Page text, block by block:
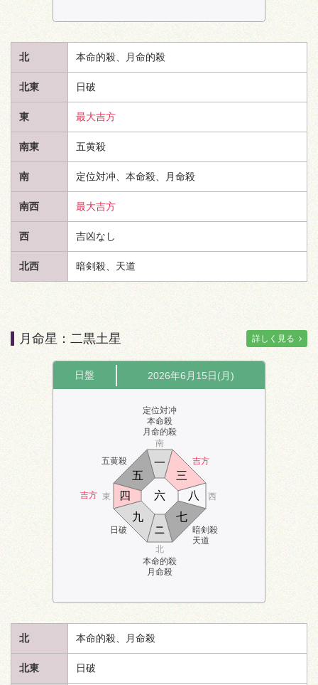
北 本命的殺、月命的殺
北東 日破
東 最大吉方
南東 五黄殺
南 定位対冲、本命殺、月命殺
南西 最大吉方
西 吉凶なし
北西 暗剣殺、 天道
月命星：二黒土星 詳しく見る
日盤 2026年6月15日(月)
五黄殺
定位対冲
本命殺
月命的殺
吉方
吉方
日破
本命的殺
月命殺
暗剣殺
天道
南
北
東 西
ニ
三
四
五
六
七
八
九
一
北 本命的殺、月命殺
北東 日破